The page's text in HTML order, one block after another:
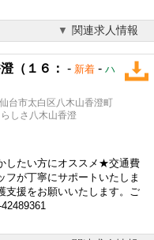
関連求人情報
（１６： - 新着 - ハ
台市太白区八木山香澄町
しさ八木山香澄
したい方にオススメ★交通費
が丁寧にサポートいたしま
支援をお願いいたします。ご